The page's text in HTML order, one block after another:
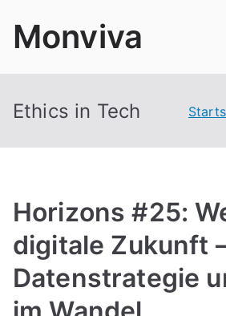
InhaltMonviva
Ethics in Tech
Horizons #25:
digitale Zukunft
Datenstrategie